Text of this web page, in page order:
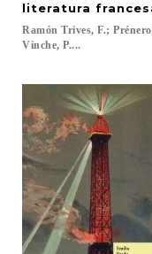
literatura
Ramón Trives, F.;
Vinche, P....